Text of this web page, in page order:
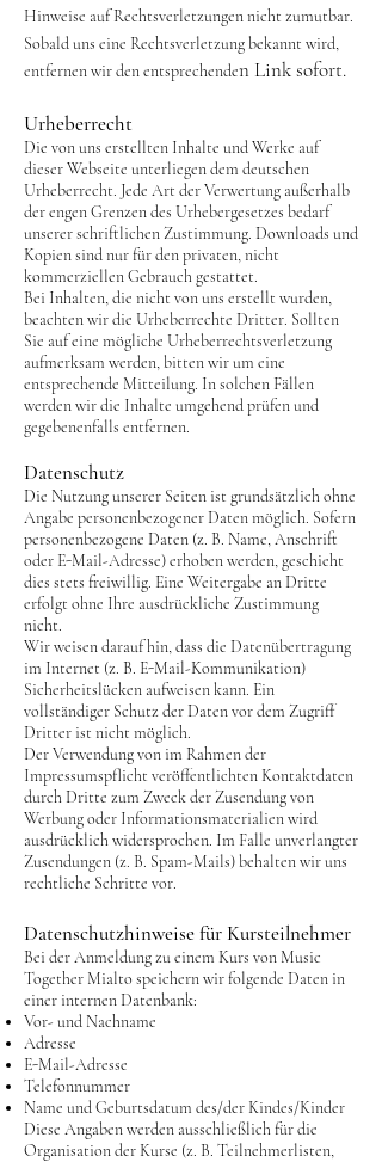
Hinweise auf Rechtsverletzungen nicht zumutbar.
Sobald uns eine Rechtsverletzung bekannt wird,
entfernen wir den entsprechenden Link sofort.
Urheberrecht
Die von uns erstellten Inhalte und Werke auf
dieser Webseite unterliegen dem deutschen
Urheberrecht. Jede Art der Verwertung außerhalb
der engen Grenzen des Urhebergesetzes bedarf
unserer schriftlichen Zustimmung. Downloads und
Kopien sind nur für den privaten, nicht
kommerziellen Gebrauch gestattet.
Bei Inhalten, die nicht von uns erstellt wurden,
beachten wir die Urheberrechte Dritter. Sollten
Sie auf eine mögliche Urheberrechtsverletzung
aufmerksam werden, bitten wir um eine
entsprechende Mitteilung. In solchen Fällen
werden wir die Inhalte umgehend prüfen und
gegebenenfalls entfernen.
Datenschutz
Die Nutzung unserer Seiten ist grundsätzlich ohne
Angabe personenbezogener Daten möglich. Sofern
personenbezogene Daten (z. B. Name, Anschrift
oder E-Mail-Adresse) erhoben werden, geschieht
dies stets freiwillig. Eine Weitergabe an Dritte
erfolgt ohne Ihre ausdrückliche Zustimmung
nicht.
Wir weisen darauf hin, dass die Datenübertragung
im Internet (z. B. E-Mail-Kommunikation)
Sicherheitslücken aufweisen kann. Ein
vollständiger Schutz der Daten vor dem Zugriff
Dritter ist nicht möglich.
Der Verwendung von im Rahmen der
Impressumspflicht veröffentlichten Kontaktdaten
durch Dritte zum Zweck der Zusendung von
Werbung oder Informationsmaterialien wird
ausdrücklich widersprochen. Im Falle unverlangter
Zusendungen (z. B. Spam-Mails) behalten wir uns
rechtliche Schritte vor.
Datenschutzhinweise für Kursteilnehmer
Bei der Anmeldung zu einem Kurs von Music
Together Mialto speichern wir folgende Daten in
einer internen Datenbank:
Vor- und Nachname
Adresse
E-Mail-Adresse
Telefonnummer
Name und Geburtsdatum des/der Kindes/Kinder
Diese Angaben werden ausschließlich für die
Organisation der Kurse (z. B. Teilnehmerlisten,